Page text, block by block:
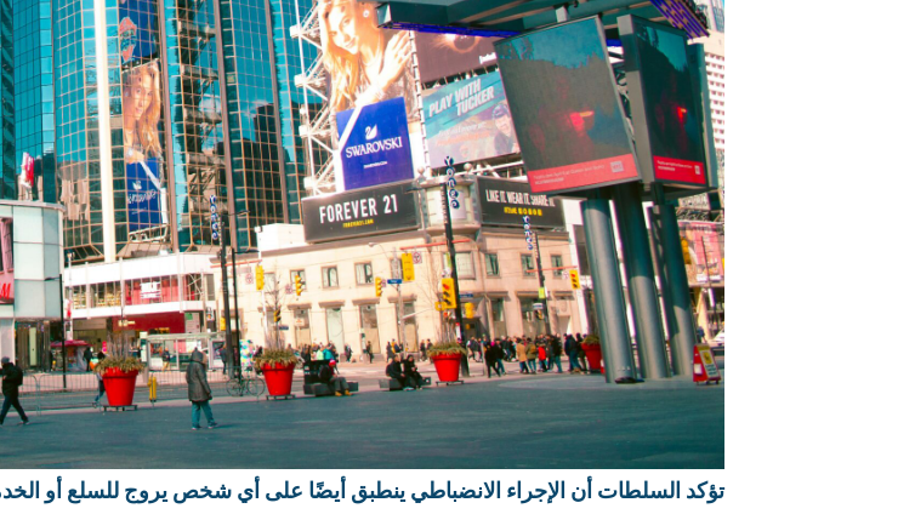
تؤكد السلطات أن الإجراء الانضباطي ينطبق أيضًا على أي شخص يروج للسلع أو